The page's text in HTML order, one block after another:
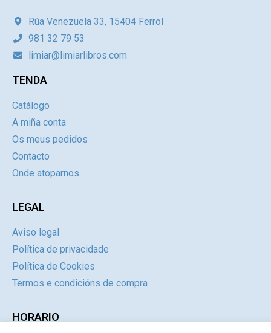
Rúa Venezuela 33, 15404 Ferrol
981 32 79 53
limiar@limiarlibros.com
TENDA
Catálogo
A miña conta
Os meus pedidos
Contacto
Onde atoparnos
LEGAL
Aviso legal
Política de privacidade
Política de Cookies
Termos e condicións de compra
HORARIO